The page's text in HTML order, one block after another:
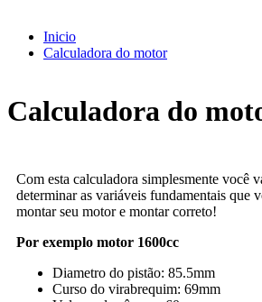
Inicio
Calculadora do motor
Calculadora do
Com esta calculadora simplesmente você
determinar as variáveis fundamentais que
montar seu motor e montar correto!
Por exemplo motor 1600cc
Diametro do pistão: 85.5mm
Curso do virabrequim: 69mm